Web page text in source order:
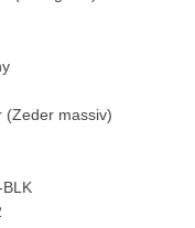
(Zeder massiv)
BLK